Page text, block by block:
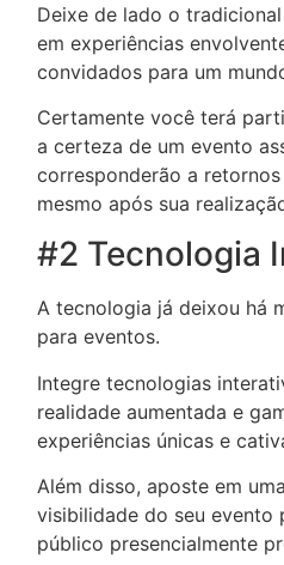
Deixe de lado o
em experiências
convidados para um
Certamente você terá
a certeza de um evento
corresponderão a
mesmo após sua
#2 Tecnologia
A tecnologia já deixou há
para eventos.
Integre tecnologias
realidade aumentada e
experiências únicas e
Além disso, aposte em
visibilidade do seu evento
público presencialmente